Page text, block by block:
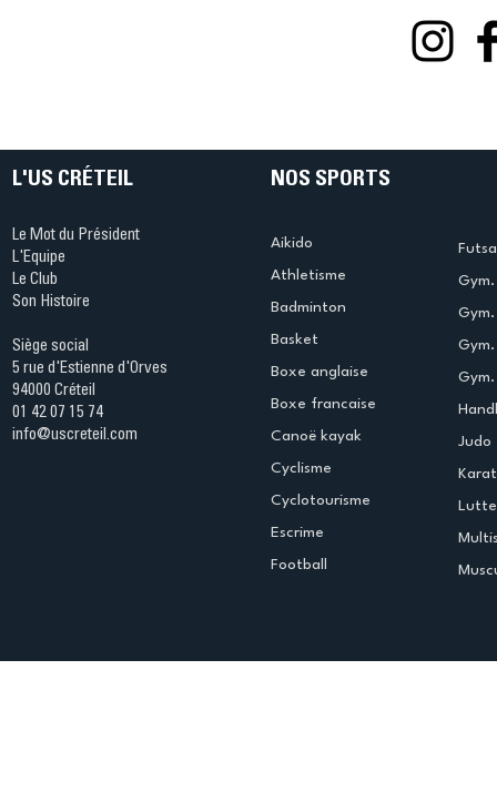
L'US CRÉTEIL
Le Mot du Président
L'Equipe
Le Club
Son Histoire
Siège social
5 rue d'Estienne d'Orves
94000 Créteil
01 42 07 15 74
info@uscreteil.com
NOS SPORTS
Aikido
Athletisme
Badminton
Basket
Boxe anglaise
Boxe francaise
Canoë kayak
Cyclisme
Cyclotourisme
Escrime
Football
Judo
Lutte